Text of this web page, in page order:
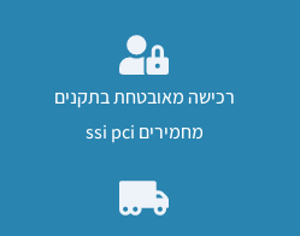
רכישה מאובטחת בתקנים
מחמירים ssi pci